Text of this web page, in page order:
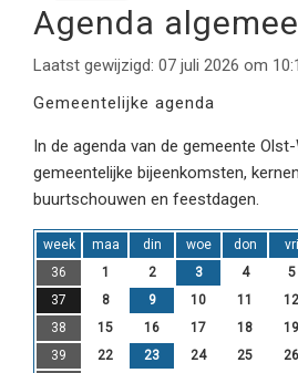
Agenda
Laatst gewijzigd: 07 juli 2026 om
Gemeentelijke agenda
In de agenda van de gemeente
gemeentelijke bijeenkomsten,
buurtschouwen en feestdagen.
week maa din woe don vri
36
1 2 3 4 5
37
8 9 10 11 12
38
15 16 17 18 19
39
22 23 24 25 26